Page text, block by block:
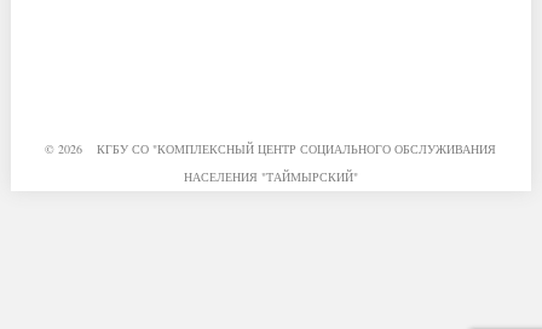
© 2026 КГБУ СО "КОМПЛЕКСНЫЙ ЦЕНТР СОЦИАЛЬНОГО ОБСЛУЖИВАНИЯ
НАСЕЛЕНИЯ "ТАЙМЫРСКИЙ"